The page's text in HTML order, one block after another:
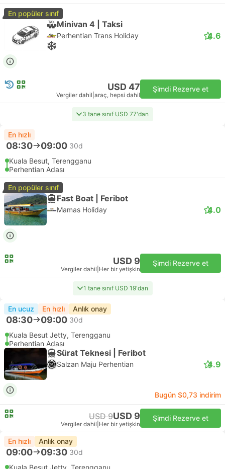
En popüler sınıf
Minivan 4 | Taksi
Perhentian Trans Holiday 4.6
USD 47
Vergiler dahil araç, hepsi dahil
Şimdi Rezerve et
3 tane sınıf USD 77'dan
En hızlı
08:30 09:00 30d
Kuala Besut, Terengganu
Perhentian Adası
En popüler sınıf
Fast Boat | Feribot
Mamas Holiday 4.0
USD 9
Vergiler dahil Her bir yetişkin
Şimdi Rezerve et
1 tane sınıf USD 19'dan
En ucuz En hızlı Anlık onay
08:30 09:00 30d
Kuala Besut Jetty, Terengganu
Perhentian Adası
Sürat Teknesi | Feribot
Salzan Maju Perhentian 4.9
Bugün $0,73 indirim
USD 9USD 9
Vergiler dahil Her bir yetişkin
Şimdi Rezerve et
En hızlı Anlık onay
09:00 09:30 30d
Kuala Besut Jetty, Terengganu